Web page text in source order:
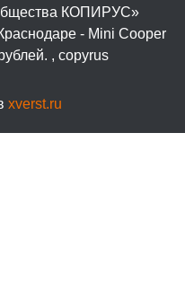
общества КОПИРУС»
xverst.ru